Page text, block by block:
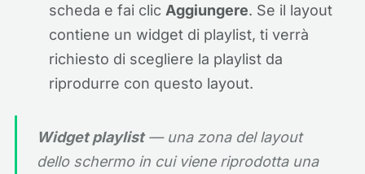
scheda e fai clic Aggiungere. Se il layout
contiene un widget di playlist, ti verrà
richiesto di scegliere la playlist da
riprodurre con questo layout.
Widget playlist— una zona del layout
dello schermo in cui viene riprodotta una